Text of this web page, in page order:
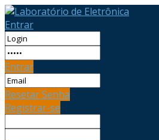
Entrar
Entrar
Resetar Senha
Registrar-se